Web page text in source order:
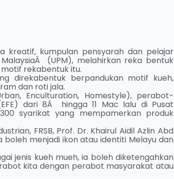
kreatif, kumpulan pensyarah dan pelajar
(UPM), melahirkan reka bentuk
rekabentuk itu.
direkabentuk berpandukan motif kueh,
dan roti jala.
Enculturation, Homestyle), perabot-
dari 8Â hingga 11 Mac lalu di Pusat
syarikat yang mempamerkan produk
FRSB, Prof. Dr. Khairul Aidil Azlin Abd
menjadi ikon atau identiti Melayu dan
jenis kueh mueh, ia boleh diketengahkan
kita dengan perabot masyarakat atau